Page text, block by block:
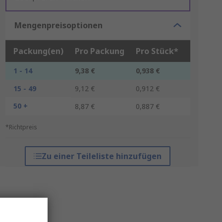
Mengenpreisoptionen
Packung(en) Pro Packung Pro Stück*
1 - 14 9,38 €
0,938 €
15 - 49
9,12 €
0,912 €
50 +
8,87 € 0,887 €
*Richtpreis
Zu einer Teileliste hinzufügen